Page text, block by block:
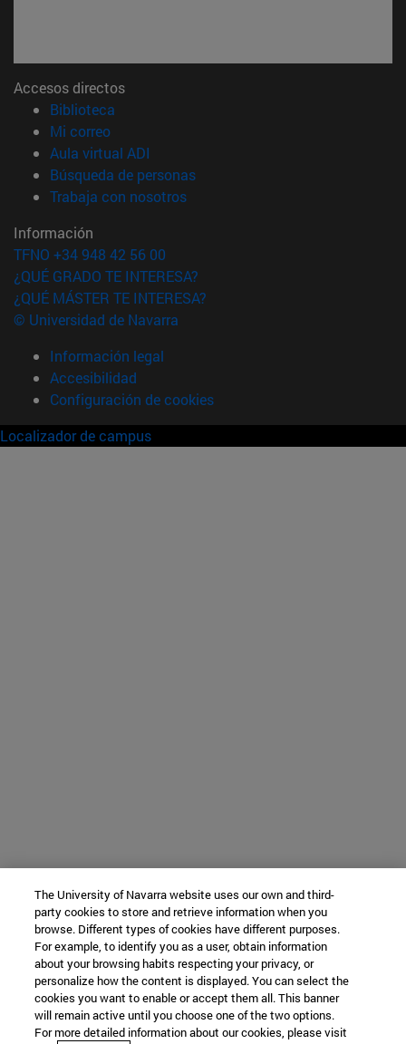
Accesos directos
Biblioteca
Mi correo(abre en nueva ventana)
Aula virtual ADI
Búsqueda de personas(abre en nueva ventana)
Trabaja con nosotros(abre en nueva ventana)
Información
TFNO +34 948 42 56 00
¿QUÉ GRADO TE INTERESA?
¿QUÉ MÁSTER TE INTERESA?
© Universidad de Navarra
Información legal
Accesibilidad
Configuración de cookies
Localizador de campus
The University of Navarra website uses our own and third-
party cookies to store and retrieve information when you
browse. Different types of cookies have different purposes.
For example, to identify you as a user, obtain information
about your browsing habits respecting your privacy, or
personalize how the content is displayed. You can select the
cookies you want to enable or accept them all. This banner
will remain active until you choose one of the two options.
For more detailed information about our cookies, please visit